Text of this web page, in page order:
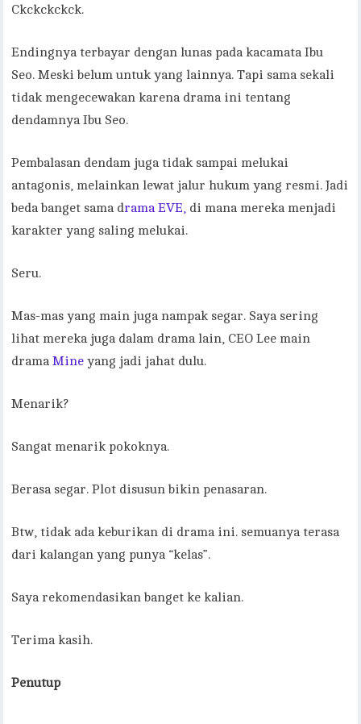
Ckckckckck.
Endingnya terbayar dengan lunas pada kacamata Ibu
Seo. Meski belum untuk yang lainnya. Tapi sama sekali
tidak mengecewakan karena drama ini tentang
dendamnya Ibu Seo.
Pembalasan dendam juga tidak sampai melukai
antagonis, melainkan lewat jalur hukum yang resmi. Jadi
beda banget sama drama EVE, di mana mereka menjadi
karakter yang saling melukai.
Seru.
Mas-mas yang main juga nampak segar. Saya sering
lihat mereka juga dalam drama lain, CEO Lee main
dramaMineyang jadi jahat dulu.
Menarik?
Sangat menarik pokoknya.
Berasa segar. Plot disusun bikin penasaran.
Btw, tidak ada keburikan di drama ini. semuanya terasa
dari kalangan yang punya “kelas”.
Saya rekomendasikan banget ke kalian.
Terima kasih.
Penutup